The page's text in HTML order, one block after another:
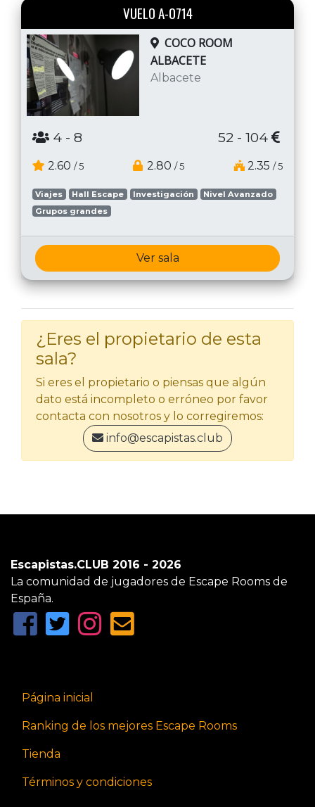
VUELO A-0714
COCO ROOM
ALBACETE
Albacete
4 - 8 52 - 104
2.60 / 5 2.80 / 5 2.35 / 5
Viajes Hall Escape Investigación
Nivel Avanzado
Grupos grandes
Ver sala
¿Eres el propietario de esta
sala?
Si eres el propietario o piensas que algún
dato está incompleto o erróneo por favor
contacta con nosotros y lo corregiremos:
info@escapistas.club
Escapistas.CLUB 2016 - 2026
La comunidad de jugadores de Escape Rooms de
España.
Página inicial
Ranking de los mejores Escape Rooms
Tienda
Términos y condiciones